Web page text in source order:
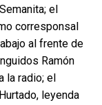
el
corresponsal
al frente de
Ramón
la radio; el
leyenda